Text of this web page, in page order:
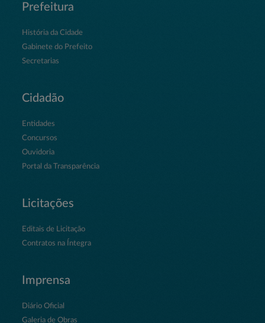
Prefeitura
História da Cidade
Gabinete do Prefeito
Secretarias
Cidadão
Entidades
Concursos
Ouvidoria
Portal da Transparência
Licitações
Editais de Licitação
Contratos na Íntegra
Imprensa
Diário Oficial
Galeria de Obras